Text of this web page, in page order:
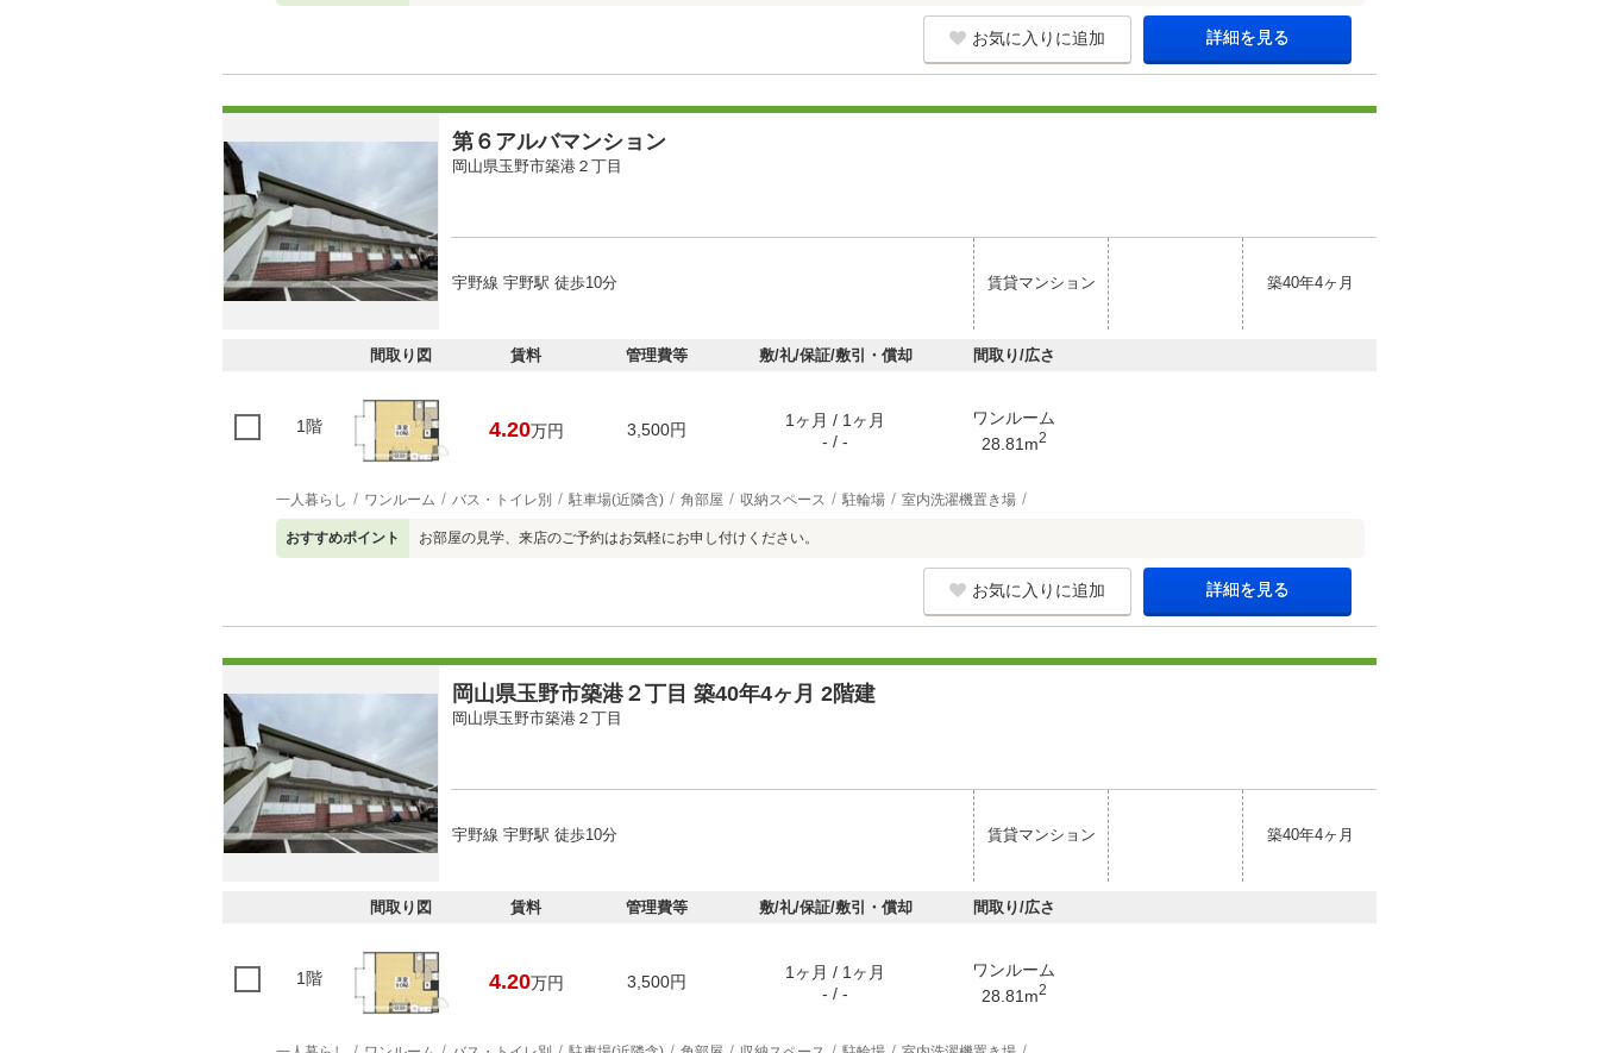
お気に入りに追加 詳細を見る
第６アルバマンション
岡山県玉野市築港２丁目
宇野線 宇野駅 徒歩10分 賃貸マンション 築40年4ヶ月
間取り図 賃料 管理費等 敷/礼/保証/敷引・償却 間取り/広さ
1階 4.20万円 3,500円
1ヶ月 / 1ヶ月
- / -
ワンルーム
28.81m2
一人暮らし ワンルーム バス・トイレ別 駐車場(近隣含) 角部屋 収納スペース 駐輪場 室内洗濯機置き場
おすすめポイント お部屋の見学、来店のご予約はお気軽にお申し付けください。
お気に入りに追加 詳細を見る
岡山県玉野市築港２丁目 築40年4ヶ月 2階建
岡山県玉野市築港２丁目
宇野線 宇野駅 徒歩10分 賃貸マンション 築40年4ヶ月
間取り図 賃料 管理費等 敷/礼/保証/敷引・償却 間取り/広さ
1階 4.20万円 3,500円
1ヶ月 / 1ヶ月
- / -
ワンルーム
28.81m2